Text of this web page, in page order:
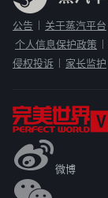
公告 关于蒸汽平台
个人信息保护政策
侵权投诉 家长监护
微博